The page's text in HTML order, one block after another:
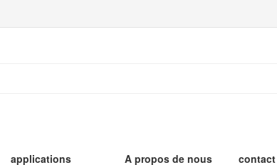
applications A propos de nous contact